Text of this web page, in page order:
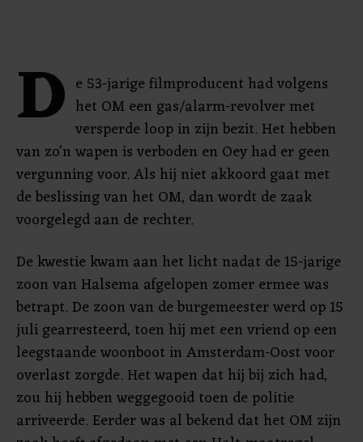
D e 53-jarige filmproducent had volgens
het OM een gas/alarm-revolver met
versperde loop in zijn bezit. Het hebben
van zo’n wapen is verboden en Oey had er geen
vergunning voor. Als hij niet akkoord gaat met
de beslissing van het OM, dan wordt de zaak
voorgelegd aan de rechter.
De kwestie kwam aan het licht nadat de 15-jarige
zoon van Halsema afgelopen zomer ermee was
betrapt. De zoon van de burgemeester werd op 15
juli gearresteerd, toen hij met een vriend op een
leegstaande woonboot in Amsterdam-Oost voor
overlast zorgde. Het wapen dat hij bij zich had,
zou hij hebben weggegooid toen de politie
arriveerde. Eerder was al bekend dat het OM zijn